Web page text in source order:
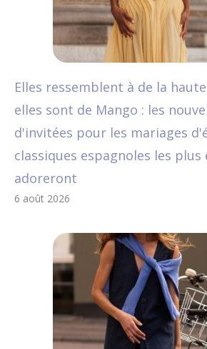
Elles ressemblent à de la
elles sont de Mango : les
d'invitées pour les mariages
classiques espagnoles les plus
adoreront
6 août 2026